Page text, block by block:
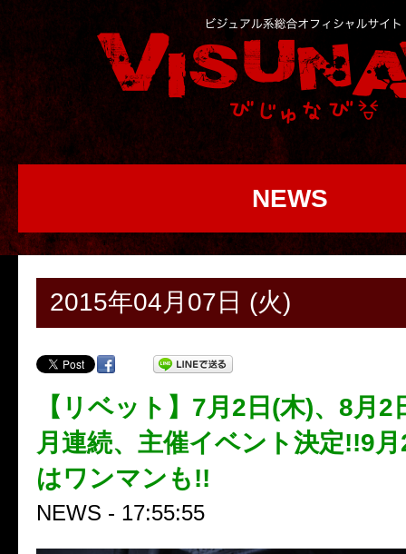
NEWS
2015年04月07日 (火)
【リベット】7月2日(木)、8月2
月連続、主催イベント決定!!9
はワンマンも!!
NEWS - 17:55:55